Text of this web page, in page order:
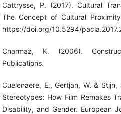
Cattrysse, P. (2017). Cultural
The Concept of Cultural
https://doi.org/10.5294/
Charmaz, K. (2006).
Publications.
Cuelenaere, E., Gertjan, W. &
Stereotypes: How Film Remakes
Disability, and Gender. European